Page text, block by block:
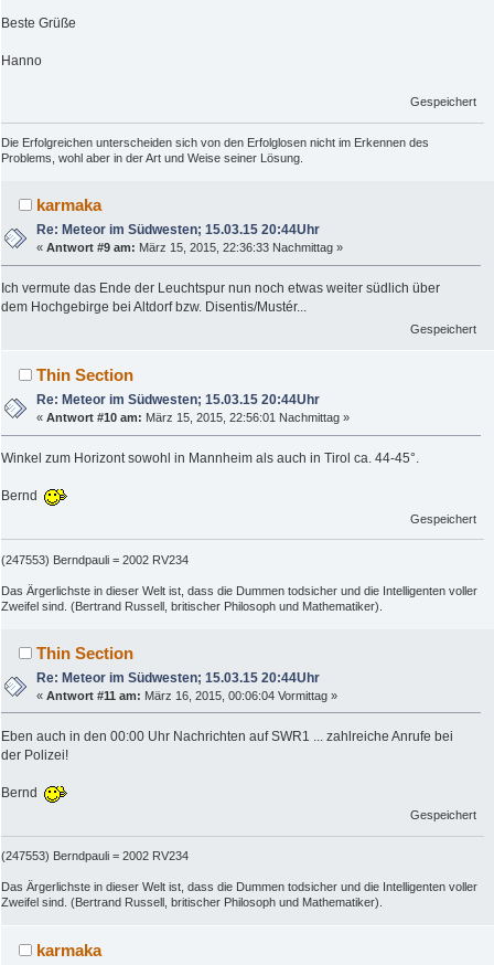
Beste Grüße
Hanno
Gespeichert
Die Erfolgreichen unterscheiden sich von den Erfolglosen nicht im Erkennen des
Problems, wohl aber in der Art und Weise seiner Lösung.
karmaka
Re: Meteor im Südwesten; 15.03.15 20:44Uhr
«Antwort #9 am: März 15, 2015, 22:36:33 Nachmittag »
Ich vermute das Ende der Leuchtspur nun noch etwas weiter südlich über
dem Hochgebirge bei Altdorf bzw. Disentis/Mustér...
Gespeichert
Thin Section
Re: Meteor im Südwesten; 15.03.15 20:44Uhr
«Antwort #10 am: März 15, 2015, 22:56:01 Nachmittag »
Winkel zum Horizont sowohl in Mannheim als auch in Tirol ca. 44-45°.
Bernd
Gespeichert
(247553) Berndpauli = 2002 RV234
Das Ärgerlichste in dieser Welt ist, dass die Dummen todsicher und die Intelligenten voller
Zweifel sind. (Bertrand Russell, britischer Philosoph und Mathematiker).
Thin Section
Re: Meteor im Südwesten; 15.03.15 20:44Uhr
«Antwort #11 am: März 16, 2015, 00:06:04 Vormittag »
Eben auch in den 00:00 Uhr Nachrichten auf SWR1 ... zahlreiche Anrufe bei
der Polizei!
Bernd
Gespeichert
(247553) Berndpauli = 2002 RV234
Das Ärgerlichste in dieser Welt ist, dass die Dummen todsicher und die Intelligenten voller
Zweifel sind. (Bertrand Russell, britischer Philosoph und Mathematiker).
karmaka